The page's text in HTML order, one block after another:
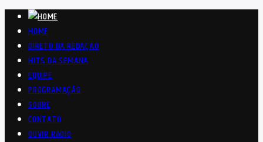
HOME
DIRETO DA REDAÇÃO
HITS DA SEMANA
EQUIPE
PROGRAMAÇÃO
SOBRE
CONTATO
OUVIR RÁDIO